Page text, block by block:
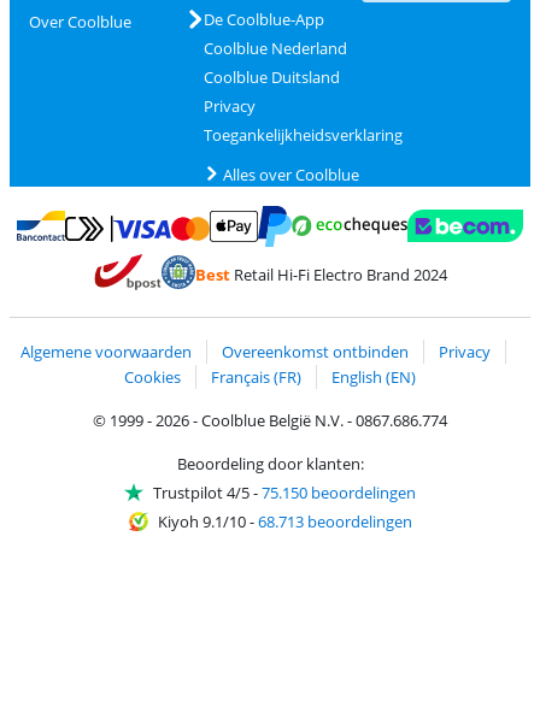
Over Coolblue
De Coolblue-App
Coolblue Nederland
Coolblue Duitsland
Privacy
Toegankelijkheidsverklaring
Alles over Coolblue
Betalen met Bancontact
Betalen met MasterCard en Visa via ClickToPay
Betalen met PayPal
BestRetail Hi-Fi Electro Brand 2024
Algemene voorwaarden Overeenkomst ontbinden
Privacy
Cookies
Français (FR)
English (EN)
© 1999 - 2026 - Coolblue België N.V. - 0867.686.774
Beoordeling door klanten:
Trustpilot 4/5-75.150 beoordelingen
Kiyoh 9.1/10-68.713 beoordelingen